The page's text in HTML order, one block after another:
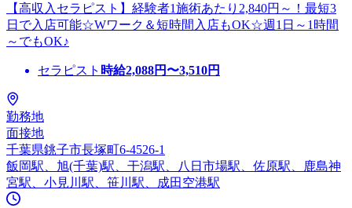
【高収入セラピスト】経験者1施術あたり2,840円～！最短3
日で入店可能☆Wワーク＆短時間入店もOK☆週1日～1時間
～でもOK♪
セラピスト 時給2,088円〜3,510円
勤務地
面接地
千葉県銚子市長塚町6-4526-1
飯岡駅、旭(千葉)駅、干潟駅、八日市場駅、佐原駅、鹿島神
宮駅、小見川駅、笹川駅、成田空港駅